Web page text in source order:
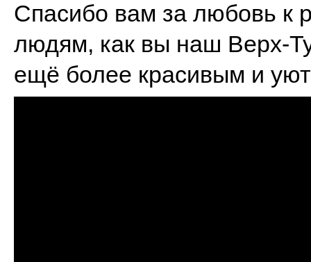
Спасибо вам за любовь к
людям, как вы наш Верх-
ещё более красивым и